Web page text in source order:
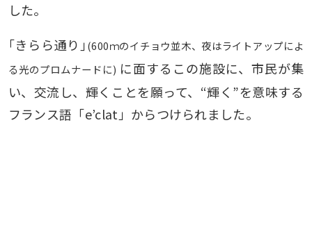
した。
｢きらら通り｣(600ｍのイチョウ並木、夜はライトアップによ
る光のプロムナードに) に面するこの施設に、市民が集
い、交流し、輝くことを願って、“輝く”を意味する
フランス語「e’clat」からつけられました。